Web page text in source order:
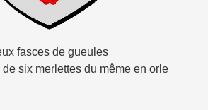
fasces de gueules
six merlettes du même en orle